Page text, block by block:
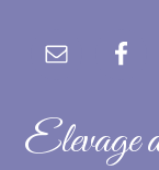
Elevage